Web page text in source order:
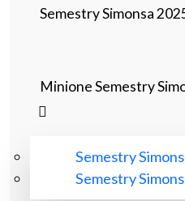
Semestry Simonsa
Minione Semestry
Semestry
Semestry